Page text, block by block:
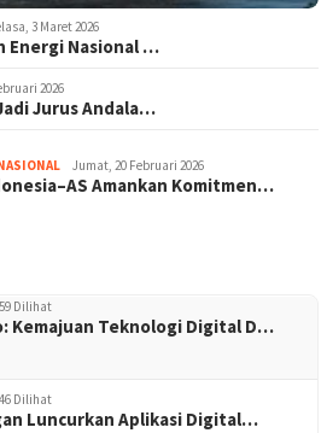
3 Maret 2026
Energi Nasional …
2026
Jurus Andala…
Jumat, 20 Februari 2026
Amankan Komitmen…
Dilihat
Kemajuan Teknologi Digital D…
Dilihat
Luncurkan Aplikasi Digital…